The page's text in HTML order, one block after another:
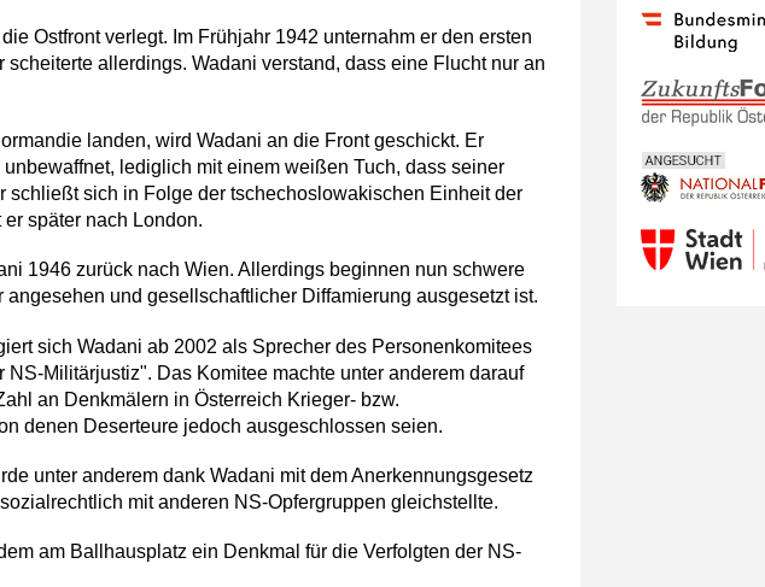
Ostfront verlegt. Im Frühjahr 1942 unternahm er den ersten
scheiterte allerdings. Wadani verstand, dass eine Flucht nur an
landen, wird Wadani an die Front geschickt. Er
lediglich mit einem weißen Tuch, dass seiner
schließt sich in Folge der tschechoslowakischen Einheit der
später nach London.
1946 zurück nach Wien. Allerdings beginnen nun schwere
angesehen und gesellschaftlicher Diffamierung ausgesetzt ist.
sich Wadani ab 2002 als Sprecher des Personenkomitees
NS-Militärjustiz". Das Komitee machte unter anderem darauf
an Denkmälern in Österreich Krieger- bzw.
denen Deserteure jedoch ausgeschlossen seien.
unter anderem dank Wadani mit dem Anerkennungsgesetz
mit anderen NS-Opfergruppen gleichstellte.
am Ballhausplatz ein Denkmal für die Verfolgten der NS-